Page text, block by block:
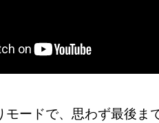
モードで、思わず最後ま